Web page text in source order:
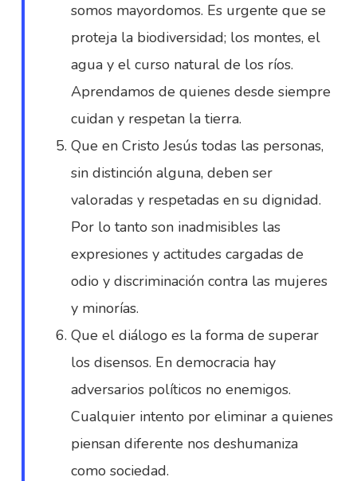
somos mayordomos. Es urgente que se
proteja la biodiversidad; los montes, el
agua y el curso natural de los ríos.
Aprendamos de quienes desde siempre
cuidan y respetan la tierra.
Que en Cristo Jesús todas las personas,
sin distinción alguna, deben ser
valoradas y respetadas en su dignidad.
Por lo tanto son inadmisibles las
expresiones y actitudes cargadas de
odio y discriminación contra las mujeres
y minorías.
Que el diálogo es la forma de superar
los disensos. En democracia hay
adversarios políticos no enemigos.
Cualquier intento por eliminar a quienes
piensan diferente nos deshumaniza
como sociedad.